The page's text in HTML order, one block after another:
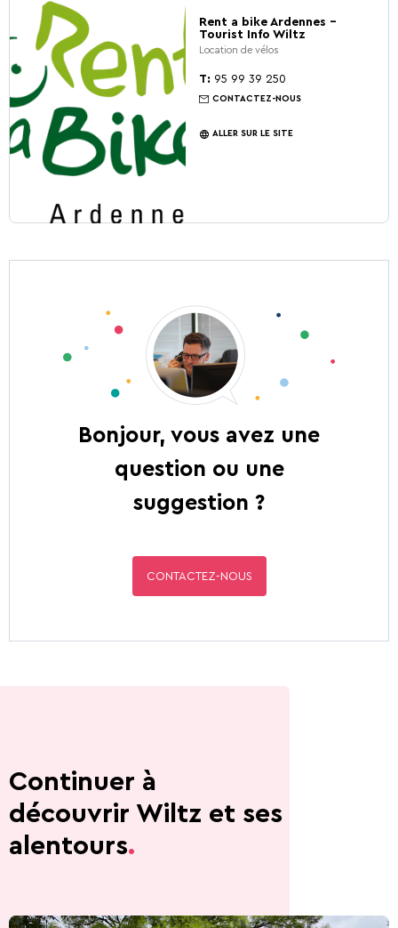
Rent a bike Ardennes -
Tourist Info Wiltz
Location de vélos
T: 95 99 39 250
CONTACTEZ-NOUS
ALLER SUR LE SITE
Bonjour, vous avez une
question ou une
suggestion ?
CONTACTEZ-NOUS
Continuer à
découvrir Wiltz et ses
alentours.